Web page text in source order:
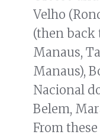
Velho
(then back
Manaus,
Manaus),
Nacional
Belem,
From